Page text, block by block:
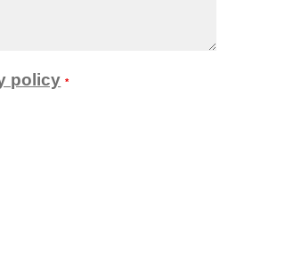
policy *